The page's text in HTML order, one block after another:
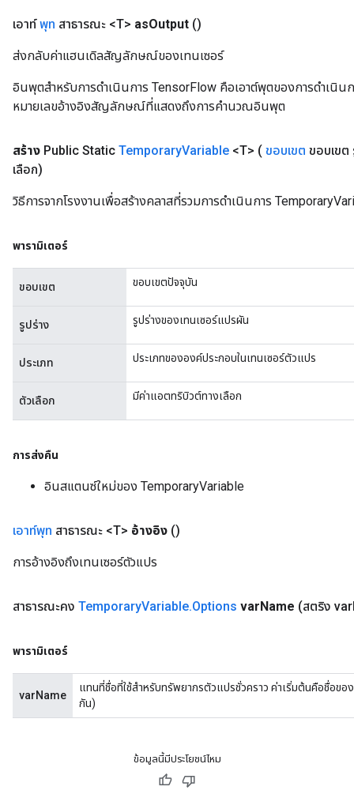
เอาท์พุท สาธารณะ <T> asOutput ()
ส่งกลับค่าแฮนเดิลสัญลักษณ์ของเทนเซอร์
อินพุตสำหรับการดำเนินการ TensorFlow คือเอาต์พุตของการดำเนิน
หมายเลขอ้างอิงสัญลักษณ์ที่แสดงถึงการคำนวณอินพุต
สร้าง Public Static TemporaryVariable <T> ( ขอบเขต ขอบเขต
เลือก)
วิธีการจากโรงงานเพื่อสร้างคลาสที่รวมการดำเนินการ
พารามิเตอร์
ขอบเขต ขอบเขตปัจจุบัน
รูปร่าง รูปร่างของเทนเซอร์แปรผัน
ประเภท ประเภทขององค์ประกอบในเทนเซอร์ตัวแปร
ตัวเลือก มีค่าแอตทริบิวต์ทางเลือก
การส่งคืน
อินสแตนซ์ใหม่ของ TemporaryVariable
เอาท์พุท สาธารณะ <T> อ้างอิง ()
การอ้างอิงถึงเทนเซอร์ตัวแปร
สาธารณะคง TemporaryVariable.Options varName (สตริง var
พารามิเตอร์
varName
แทนที่ชื่อที่ใช้สำหรับทรัพยากรตัวแปรชั่วคราว ค่าเริ่มต้นคือชื่อข
กัน)
ข้อมูลนี้มีประโยชน์ไหม